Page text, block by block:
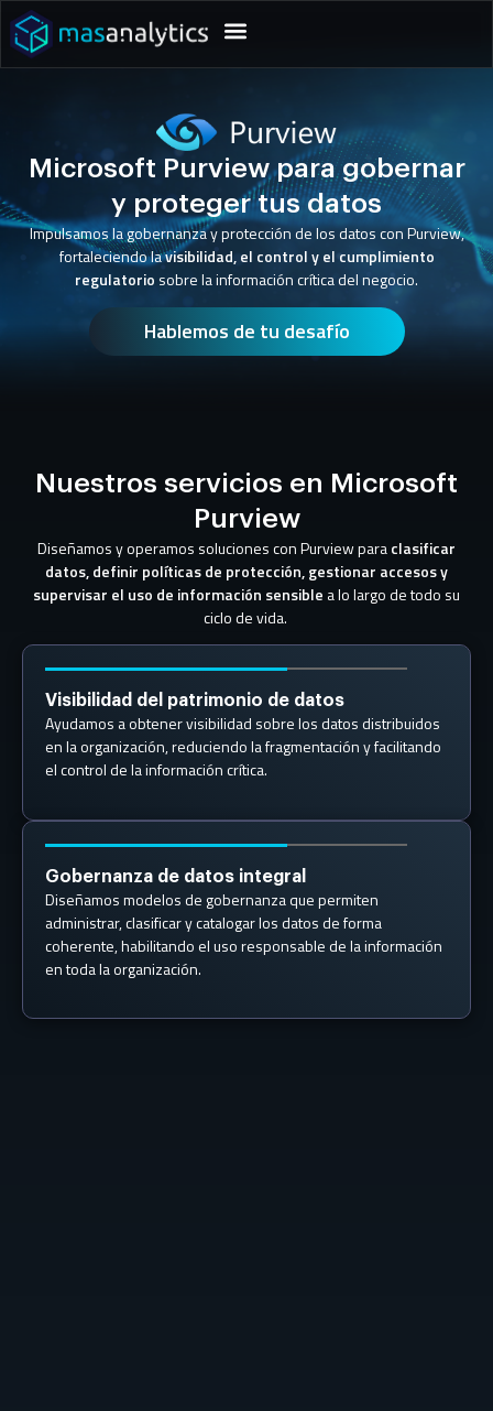
Microsoft Purview para gobernar
y proteger tus datos
Impulsamos la gobernanza y protección de los datos con Purview,
fortaleciendo lavisibilidad, el control y el cumplimiento
regulatorio sobre la información crítica del negocio.
Hablemos de tu desafío
Nuestros servicios en Microsoft
Purview
Diseñamos y operamos soluciones con Purview paraclasificar
datos, definir políticas de protección, gestionar accesos y
supervisar el uso de información sensible a lo largo de todo su
ciclo de vida.
Visibilidad del patrimonio de datos
Ayudamos a obtener visibilidad sobre los datos distribuidos
en la organización, reduciendo la fragmentación y facilitando
el control de la información crítica.
Gobernanza de datos integral
Diseñamos modelos de gobernanza que permiten
administrar, clasificar y catalogar los datos de forma
coherente, habilitando el uso responsable de la información
en toda la organización.